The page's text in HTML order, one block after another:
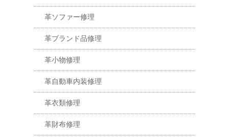
革ソファー修理
革ブランド品修理
革小物修理
革自動車内装修理
革衣類修理
革財布修理